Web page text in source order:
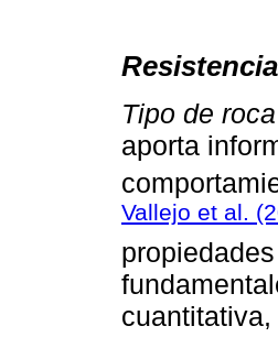
Tipo de
aporta
Vallejo et al.